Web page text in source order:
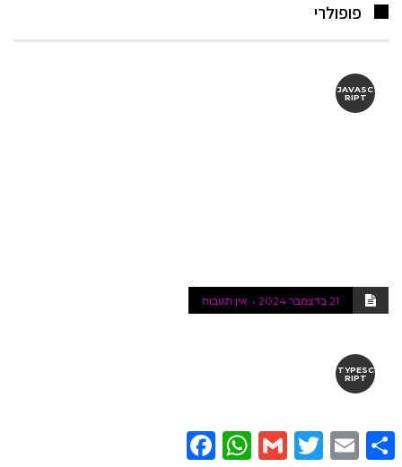
פופולרי
JAVASC
RIPT
21 בדצמבר 2024 אין תגובות
TYPESC
RIPT
FacebookWhatsAppGmailTwitter Email Share